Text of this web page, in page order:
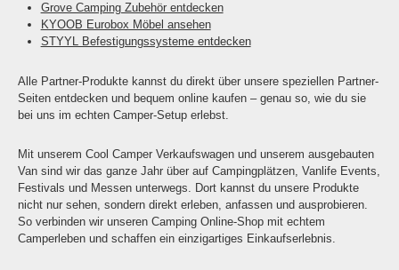
Grove Camping Zubehör entdecken
KYOOB Eurobox Möbel ansehen
STYYL Befestigungssysteme entdecken
Alle Partner-Produkte kannst du direkt über unsere speziellen Partner-
Seiten entdecken und bequem online kaufen – genau so, wie du sie
bei uns im echten Camper-Setup erlebst.
Mit unserem Cool Camper Verkaufswagen und unserem ausgebauten
Van sind wir das ganze Jahr über auf Campingplätzen, Vanlife Events,
Festivals und Messen unterwegs. Dort kannst du unsere Produkte
nicht nur sehen, sondern direkt erleben, anfassen und ausprobieren.
So verbinden wir unseren Camping Online-Shop mit echtem
Camperleben und schaffen ein einzigartiges Einkaufserlebnis.